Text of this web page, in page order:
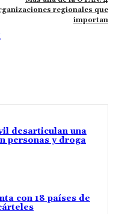
regionales que
importan
desarticulan una
personas y droga
con 18 países de